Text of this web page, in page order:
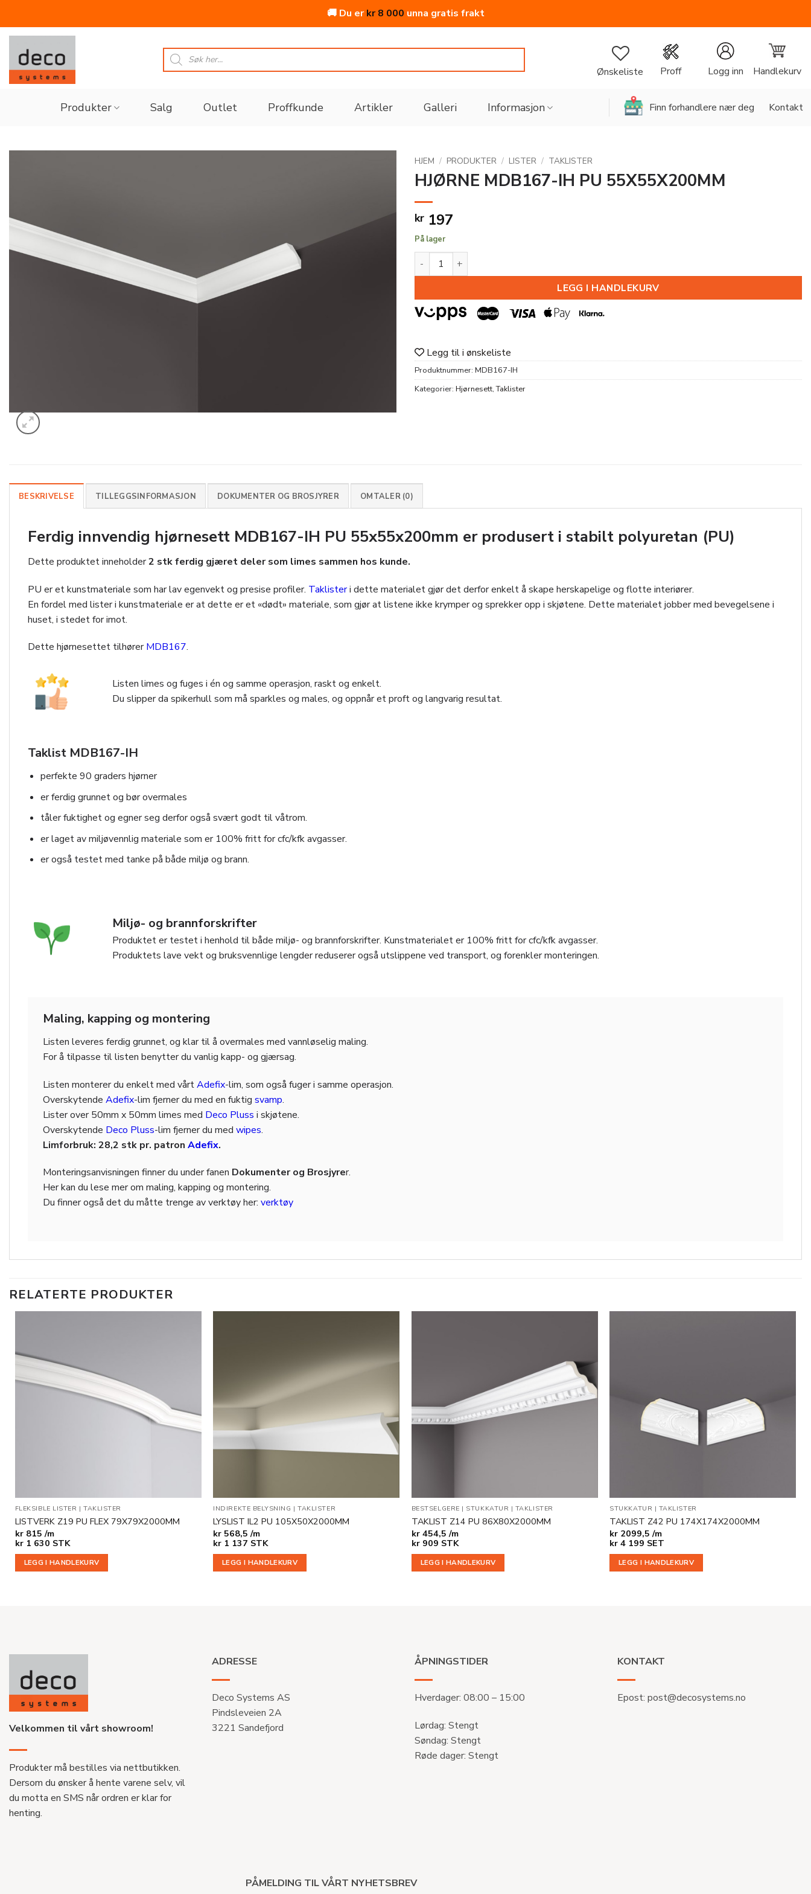
🚚 Du erkr8 000 unna gratis frakt
Skip
content
Products
search
Ønskeliste Proff Logg inn Handlekurv
Produkter Salg Outlet Proffkunde Artikler Galleri Informasjon Finn forhandlere nær deg Kontakt
ønskeliste
HJEM / PRODUKTER / LISTER / TAKLISTER
HJØRNE MDB167-IH PU 55X55X200MM
kr 197
På lager
HJØRNE MDB167-IH PU 55X55X200MM antall
LEGG I HANDLEKURV
Legg til i ønskeliste
Produktnummer: MDB167-IH
Kategorier: Hjørnesett,Taklister
BESKRIVELSE TILLEGGSINFORMASJON DOKUMENTER OG BROSJYRER OMTALER (0)
Ferdig innvendig hjørnesett MDB167-IH PU 55x55x200mm er produsert i stabilt polyuretan (PU)
Dette produktet inneholder2 stk ferdig gjæret deler som limes sammen hos kunde.
PU er et kunstmateriale som har lav egenvekt og presise profiler. Taklisteri dette materialet gjør det derfor enkelt å skape herskapelige og flotte interiører.
En fordel med lister i kunstmateriale er at dette er et «dødt» materiale, som gjør at listene ikke krymper og sprekker opp i skjøtene. Dette materialet jobber med bevegelsene i
huset, i stedet for imot.
Dette hjørnesettet tilhørerMDB167.
Listen limes og fuges i én og samme operasjon, raskt og enkelt.
Du slipper da spikerhull som må sparkles og males, og oppnår et proft og langvarig resultat.
Taklist MDB167-IH
perfekte 90 graders hjørner
er ferdig grunnet og bør overmales
tåler fuktighet og egner seg derfor også svært godt til våtrom.
er laget av miljøvennlig materiale som er 100% fritt for cfc/kfk avgasser.
er også testet med tanke på både miljø og brann.
Miljø- og brannforskrifter
Produktet er testet i henhold til både miljø- og brannforskrifter. Kunstmaterialet er 100% fritt for cfc/kfk avgasser.
Produktets lave vekt og bruksvennlige lengder reduserer også utslippene ved transport, og forenkler monteringen.
Maling, kapping og montering
Listen leveres ferdig grunnet, og klar til å overmales med vannløselig maling.
For å tilpasse til listen benytter du vanlig kapp- og gjærsag.
Listen monterer du enkelt med vårtAdefix-lim, som også fuger i samme operasjon.
Overskytende Adefix-lim fjerner du med en fuktig svamp.
Lister over 50mm x 50mm limes med Deco Pluss i skjøtene.
Overskytende Deco Pluss-lim fjerner du med wipes.
Limforbruk: 28,2 stk pr. patron Adefix.
Monteringsanvisningen finner du under fanen Dokumenter og Brosjyrer.
Her kan du lese mer om maling, kapping og montering.
Du finner også det du måtte trenge av verktøy her: verktøy
RELATERTE PRODUKTER
FLEKSIBLE LISTER |TAKLISTER
LISTVERK Z19 PU FLEX 79X79X2000MM
kr815 /m
kr1 630 STK
LEGG I HANDLEKURV
INDIREKTE BELYSNING |TAKLISTER
LYSLIST IL2 PU 105X50X2000MM
kr 568,5 /m
kr 1 137 STK
LEGG I HANDLEKURV
i
ønskeliste
BESTSELGERE | STUKKATUR | TAKLISTER
TAKLIST Z14 PU 86X80X2000MM
kr454,5 /m
kr909 STK
LEGG I HANDLEKURV
STUKKATUR | TAKLISTER
TAKLIST Z42 PU 174X174X2000MM
kr 2099,5 /m
kr 4 199 SET
LEGG I HANDLEKURV
Velkommen til vårt showroom!
Produkter må bestilles via nettbutikken.
Dersom du ønsker å hente varene selv, vil
du motta en SMS når ordren er klar for
henting.
ADRESSE
Deco Systems AS
Pindsleveien 2A
3221 Sandefjord
ÅPNINGSTIDER
Hverdager: 08:00 – 15:00
Lørdag: Stengt
Søndag: Stengt
Røde dager: Stengt
KONTAKT
Epost: post@decosystems.no
PÅMELDING TIL VÅRT NYHETSBREV